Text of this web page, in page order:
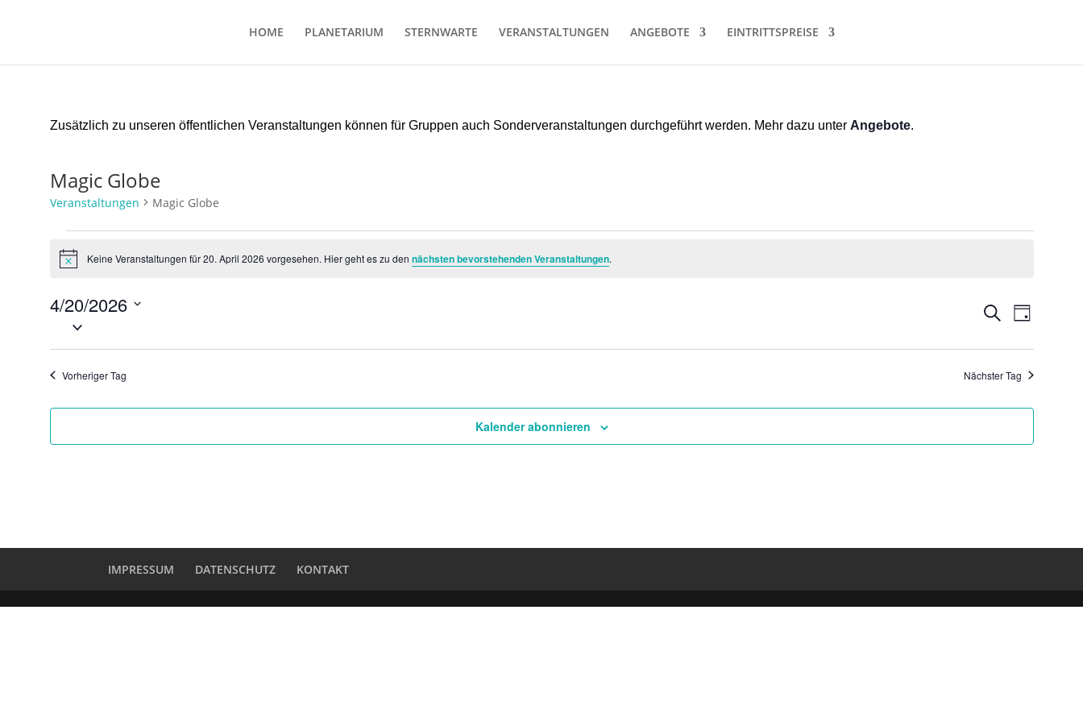
HOME PLANETARIUM STERNWARTE VERANSTALTUNGEN ANGEBOTE EINTRITTSPREISE
Zusätzlich zu unseren öffentlichen Veranstaltungen können für Gruppen auch Sonderveranstaltungen durchgeführt werden. Mehr dazu unter Angebote.
Magic Globe
Veranstaltungen Magic Globe
Veranstaltungen
für
April
2026
HinweisKeine Veranstaltungen für 20. April 2026 vorgesehen. Hier geht es zu den nächsten bevorstehenden Veranstaltungen.
und
Ansichten,
SucheTag
4/20/2026
Datum
Vorheriger Tag Nächster Tag
Kalender abonnieren
IMPRESSUM DATENSCHUTZ KONTAKT